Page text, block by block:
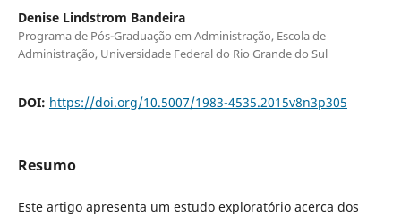
Denise Lindstrom Bandeira
Programa de Pós-Graduação em Administração, Escola de
Administração, Universidade Federal do Rio Grande do Sul
DOI: https://doi.org/10.5007/1983-4535.2015v8n3p305
Resumo
Este artigo apresenta um estudo exploratório acerca dos